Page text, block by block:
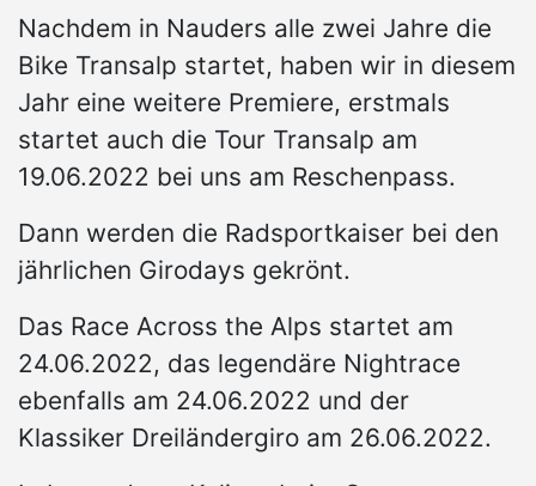
Nachdem in Nauders alle zwei Jahre die
Bike Transalp startet, haben wir in diesem
Jahr eine weitere Premiere, erstmals
startet auch die Tour Transalp am
19.06.2022 bei uns am Reschenpass.
Dann werden die Radsportkaiser bei den
jährlichen Girodays gekrönt.
Das Race Across the Alps startet am
24.06.2022, das legendäre Nightrace
ebenfalls am 24.06.2022 und der
Klassiker Dreiländergiro am 26.06.2022.